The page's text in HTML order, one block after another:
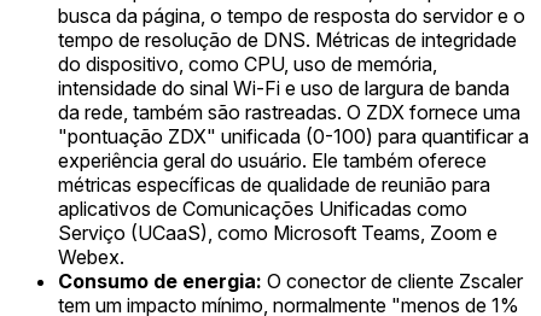
busca da página, o tempo de resposta do servidor e o
tempo de resolução de DNS. Métricas de integridade
do dispositivo, como CPU, uso de memória,
intensidade do sinal Wi-Fi e uso de largura de banda
da rede, também são rastreadas. O ZDX fornece uma
"pontuação ZDX" unificada (0-100) para quantificar a
experiência geral do usuário. Ele também oferece
métricas específicas de qualidade de reunião para
aplicativos de Comunicações Unificadas como
Serviço (UCaaS), como Microsoft Teams, Zoom e
Webex.
Consumo de energia: O conector de cliente Zscaler
tem um impacto mínimo, normalmente "menos de 1%